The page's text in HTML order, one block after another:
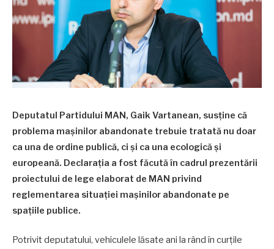
Deputatul Partidului MAN, Gaik Vartanean, susține că
problema mașinilor abandonate trebuie tratată nu doar
ca una de ordine publică, ci și ca una ecologică și
europeană. Declarația a fost făcută în cadrul prezentării
proiectului de lege elaborat de MAN privind
reglementarea situației mașinilor abandonate pe
spațiile publice.
Potrivit deputatului, vehiculele lăsate ani la rând în curțile